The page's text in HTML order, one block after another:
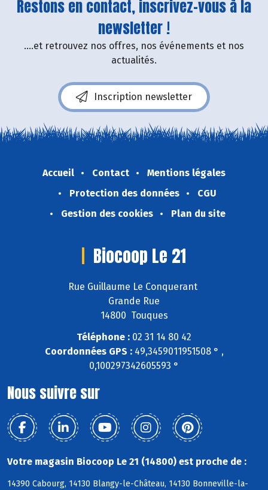
Restons en contact, inscrivez-vous à la
newsletter !
....et retrouvez nos offres, nos événements et nos
actualités.
Inscription newsletter
Accueil Contact
Mentions légales
Protection des données
CGU
Gestion des cookies
Plan du site
Biocoop Le 21
Rue Guillaume Le Conquerant
Grande Rue
14800 Touques
Téléphone : 02 31 14 80 42
Coordonnées GPS :49,3459011951508 ° ,
0,100297342605593 °
Nous suivre sur
Votre magasin Biocoop Le 21 (14800) est proche de :
14390 Cabourg, 14130 Blangy-le-Château, 14130 Bonneville-la-